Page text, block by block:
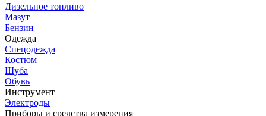
Дизельное топливо
Мазут
Бензин
Одежда
Спецодежда
Костюм
Шуба
Обувь
Инструмент
Электроды
Приборы и средства измерения